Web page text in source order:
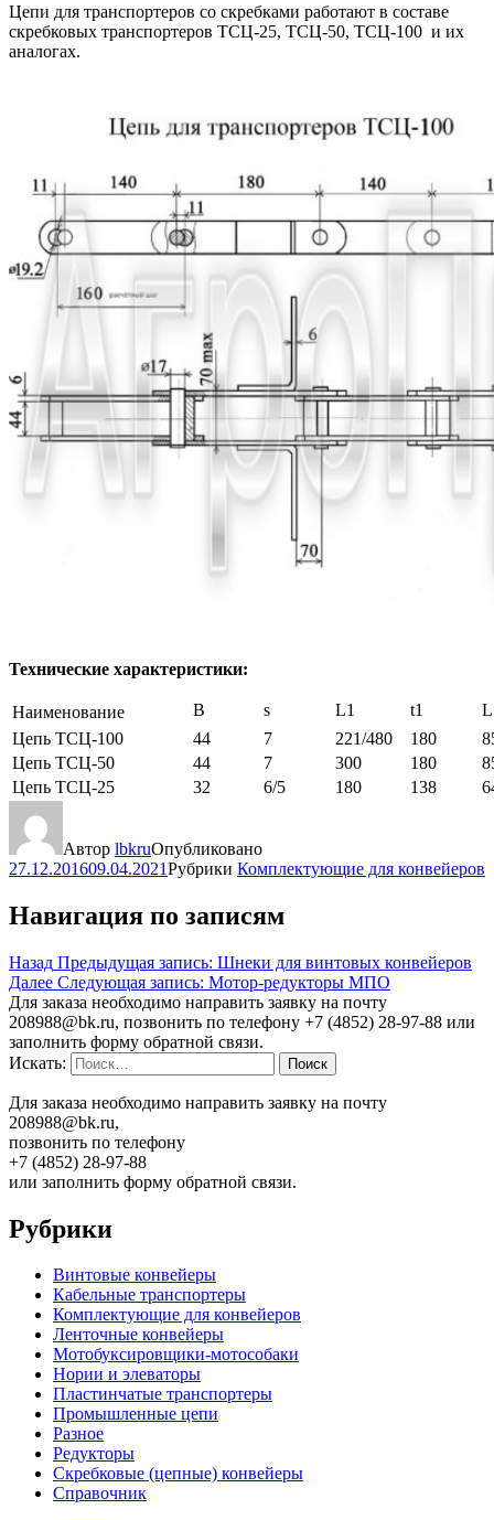
Цепи для транспортеров со скребками работают в составе
скребковых транспортеров ТСЦ-25, ТСЦ-50, ТСЦ-100 и их
аналогах.
Технические характеристики:
Наименование B s L1 t1
L
Цепь ТСЦ-100
44 7 221/480 180
Цепь ТСЦ-50
44 7 300 180
Цепь ТСЦ-25
32 6/5 180 138
Автор lbkruОпубликовано
27.12.201609.04.2021Рубрики Комплектующие для конвейеров
Навигация по записям
Назад Предыдущая запись: Шнеки для винтовых конвейеров
Далее Следующая запись: Мотор-редукторы МПО
Для заказа необходимо направить заявку на почту
208988@bk.ru, позвонить по телефону +7 (4852) 28-97-88 или
заполнить форму обратной связи.
Искать:
Поиск
Для заказа необходимо направить заявку на почту
208988@bk.ru,
позвонить по телефону
+7 (4852) 28-97-88
или заполнить форму обратной связи.
Рубрики
Винтовые конвейеры
Кабельные транспортеры
Комплектующие для конвейеров
Ленточные конвейеры
Мотобуксировщики-мотособаки
Нории и элеваторы
Пластинчатые транспортеры
Промышленные цепи
Разное
Редукторы
Скребковые (цепные) конвейеры
Справочник